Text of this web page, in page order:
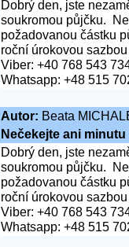
Dobrý den, jste
soukromou půjčku.
požadovanou částku
roční úrokovou
Viber: +40 768 543
Whatsapp: +48 515
Autor: Beata
Nečekejte ani
Dobrý den, jste
soukromou půjčku.
požadovanou částku
roční úrokovou
Viber: +40 768 543
Whatsapp: +48 515